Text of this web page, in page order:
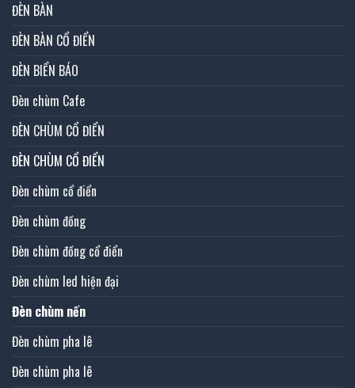
ĐÈN BÀN
ĐÈN BÀN CỔ ĐIỂN
ĐÈN BIỂN BÁO
Đèn chùm Cafe
ĐÈN CHÙM CỔ ĐIỂN
ĐÈN CHÙM CỔ ĐIỂN
Đèn chùm cổ điển
Đèn chùm đồng
Đèn chùm đồng cổ điển
Đèn chùm led hiện đại
Đèn chùm nến
Đèn chùm pha lê
Đèn chùm pha lê